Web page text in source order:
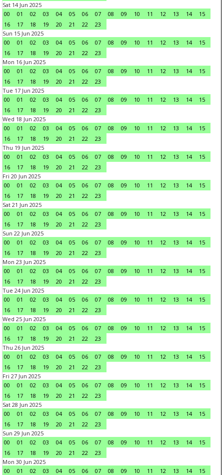
Sat 14 Jun 2025
00
01 02 03 04 05 06 07 08 09 10 11 12 13 14
15
16
17 18 19 20 21 22
23
Sun 15 Jun 2025
00
01 02 03 04 05 06 07 08 09 10 11 12 13 14
15
16
17 18 19 20 21 22
23
Mon 16 Jun 2025
00
01 02 03 04 05 06 07 08 09 10 11 12 13 14
15
16
17 18 19 20 21 22
23
Tue 17 Jun 2025
00
01 02 03 04 05 06 07 08 09 10 11 12 13 14
15
16
17 18 19 20 21 22
23
Wed 18 Jun 2025
00
01 02 03 04 05 06 07 08 09 10 11 12 13 14
15
16
17 18 19 20 21 22
23
Thu 19 Jun 2025
00
01 02 03 04 05 06 07 08 09 10 11 12 13 14
15
16
17 18 19 20 21 22
23
Fri 20 Jun 2025
00
01 02 03 04 05 06 07 08 09 10 11 12 13 14
15
16
17 18 19 20 21 22
23
Sat 21 Jun 2025
00
01 02 03 04 05 06 07 08 09 10 11 12 13 14
15
16
17 18 19 20 21 22
23
Sun 22 Jun 2025
00
01 02 03 04 05 06 07 08 09 10 11 12 13 14
15
16
17 18 19 20 21 22
23
Mon 23 Jun 2025
00
01 02 03 04 05 06 07 08 09 10 11 12 13 14
15
16
17 18 19 20 21 22
23
Tue 24 Jun 2025
00
01 02 03 04 05 06 07 08 09 10 11 12 13 14
15
16
17 18 19 20 21 22
23
Wed 25 Jun 2025
00
01 02 03 04 05 06 07 08 09 10 11 12 13 14
15
16
17 18 19 20 21 22
23
Thu 26 Jun 2025
00
01 02 03 04 05 06 07 08 09 10 11 12 13 14
15
16
17 18 19 20 21 22
23
Fri 27 Jun 2025
00
01 02 03 04 05 06 07 08 09 10 11 12 13 14
15
16
17 18 19 20 21 22
23
Sat 28 Jun 2025
00
01 02 03 04 05 06 07 08 09 10 11 12 13 14
15
16
17 18 19 20 21 22
23
Sun 29 Jun 2025
00
01 02 03 04 05 06 07 08 09 10 11 12 13 14
15
16
17 18 19 20 21 22
23
Mon 30 Jun 2025
00
01 02 03 04 05 06 07 08 09 10 11 12 13 14 15